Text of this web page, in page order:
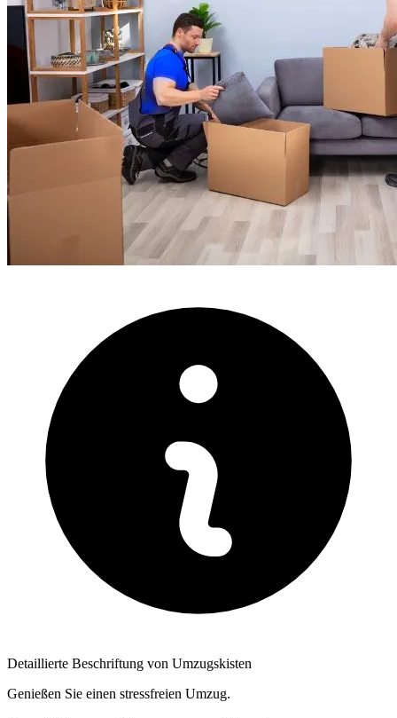
Detaillierte Beschriftung von Umzugskisten
Genießen Sie einen stressfreien Umzug.